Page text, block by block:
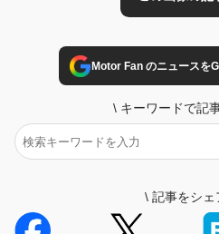
Motor Fan のニュースを
\ キーワードで記
\ 記事をシェ